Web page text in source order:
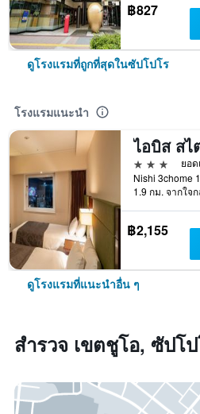
฿827
ดูโรงแรมที่ถูกที่สุดในซัปโปโร
โรงแรมแนะนำ
3 ดาว
ยอด
1.9 กม. จากใจก
฿2,155
ดูโรงแรมที่แนะนำอื่น ๆ
สำรวจ เขตชูโอ, ซัปโ